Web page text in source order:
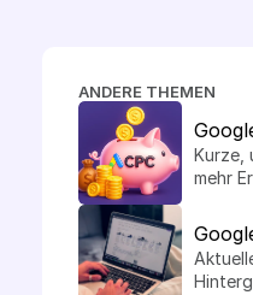
ANDERE THEMEN
Kurze,
mehr